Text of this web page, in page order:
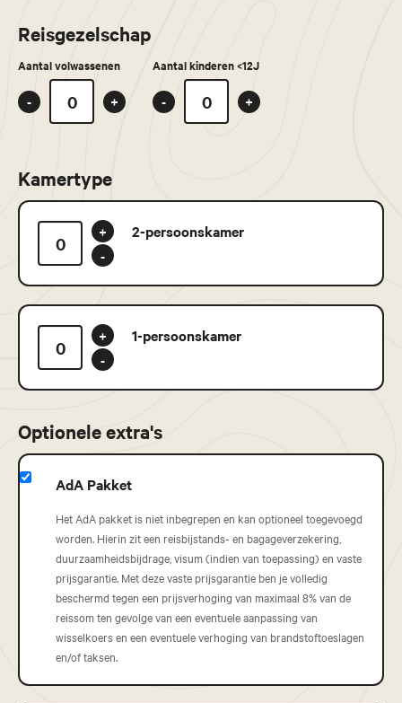
Reisgezelschap
Aantal volwassenen
- +
Aantal kinderen <12J
- +
Kamertype
+
-
2-persoonskamer
+
-
1-persoonskamer
Optionele extra's
AdA Pakket
Het AdA pakket is niet inbegrepen en kan optioneel toegevoegd
worden. Hierin zit een reisbijstands- en bagageverzekering,
duurzaamheidsbijdrage, visum (indien van toepassing) en vaste
prijsgarantie. Met deze vaste prijsgarantie ben je volledig
beschermd tegen een prijsverhoging van maximaal 8% van de
reissom ten gevolge van een eventuele aanpassing van
wisselkoers en een eventuele verhoging van brandstoftoeslagen
en/of taksen.